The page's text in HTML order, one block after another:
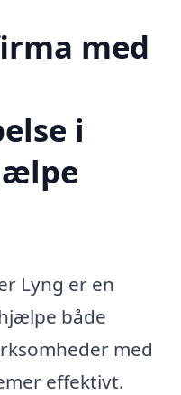
med
i
Lyng er en
både
med
effektivt.